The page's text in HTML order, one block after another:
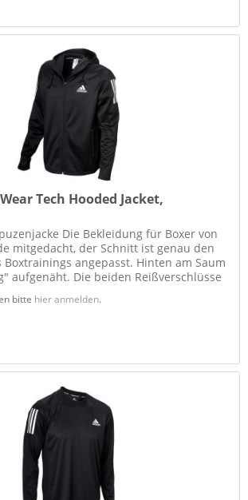
Tech Hooded Jacket,
Die Bekleidung für Boxer von
mitgedacht, der Schnitt ist genau den
angepasst. Hinten am Saum
aufgenäht. Die beiden Reißverschlüsse
bitte hier anmelden.